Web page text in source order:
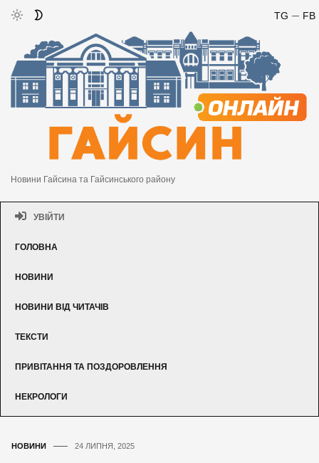
FB
TG
Новини Гайсина та Гайсинського району
УВІЙТИ
ГОЛОВНА
НОВИНИ
НОВИНИ ВІД ЧИТАЧІВ
ТЕКСТИ
ПРИВІТАННЯ ТА ПОЗДОРОВЛЕННЯ
НЕКРОЛОГИ
НОВИНИ 24 ЛИПНЯ, 2025